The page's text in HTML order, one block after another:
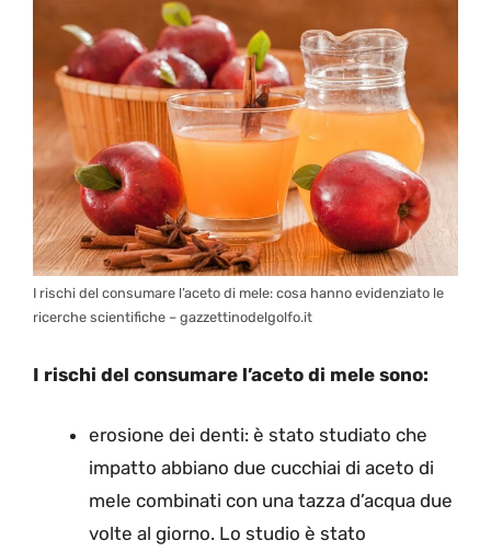
I rischi del consumare l’aceto di mele: cosa hanno evidenziato le
ricerche scientifiche – gazzettinodelgolfo.it
I rischi del consumare l’aceto di mele sono:
erosione dei denti: è stato studiato che
impatto abbiano due cucchiai di aceto di
mele combinati con una tazza d’acqua due
volte al giorno. Lo studio è stato